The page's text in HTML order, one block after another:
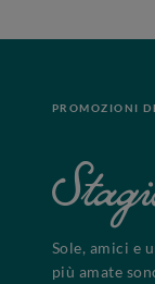
PROMOZIONI
Sole, amici e
più amate